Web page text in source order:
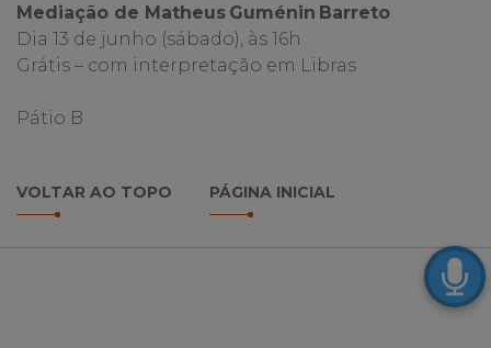
Mediação de Matheus Guménin Barreto
Dia 13 de junho (sábado), às 16h
Grátis – com interpretação em Libras
Pátio B
VOLTAR AO TOPO PÁGINA INICIAL